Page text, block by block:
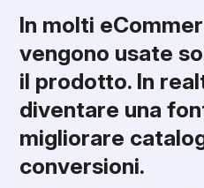
In molti
vengono usate
il prodotto. In
diventare una
migliorare
conversioni.